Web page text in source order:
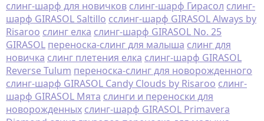
слинг-шарф для новичков слинг-шарф Гирасол слинг-
шарф GIRASOL Saltillo сслинг-шарф GIRASOL Always by
Risaroo слинг елка слинг-шарф GIRASOL No. 25
GIRASOL переноска-слинг для малыша слинг для
новичка слинг плетения елка слинг-шарф GIRASOL
Reverse Tulum переноска-слинг для новорожденного
слинг-шарф GIRASOL Candy Clouds by Risaroo слинг-
шарф GIRASOL Мята слинги и переноски для
новорожденных слинг-шарф GIRASOL Primavera